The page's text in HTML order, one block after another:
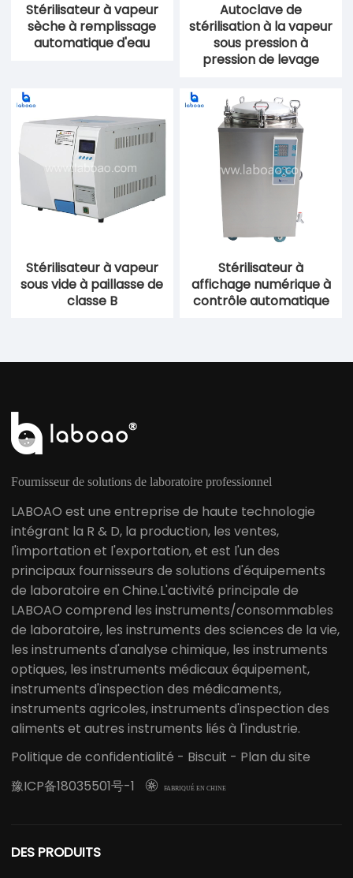
Stérilisateur à vapeur
sèche à remplissage
automatique d'eau
Autoclave de
stérilisation à la vapeur
sous pression à
pression de levage
Stérilisateur à vapeur
sous vide à paillasse de
classe B
Stérilisateur à
affichage numérique à
contrôle automatique
Fournisseur de solutions de laboratoire professionnel
LABOAO est une entreprise de haute technologie
intégrant la R & D, la production, les ventes,
l'importation et l'exportation, et est l'un des
principaux fournisseurs de solutions d'équipements
de laboratoire en Chine.L'activité principale de
LABOAO comprend les instruments/consommables
de laboratoire, les instruments des sciences de la vie,
les instruments d'analyse chimique, les instruments
optiques, les instruments médicaux équipement,
instruments d'inspection des médicaments,
instruments agricoles, instruments d'inspection des
aliments et autres instruments liés à l'industrie.
Politique de confidentialité - Biscuit - Plan du site
豫ICP备18035501号-1
 FABRIQUÉ EN CHINE
DES PRODUITS